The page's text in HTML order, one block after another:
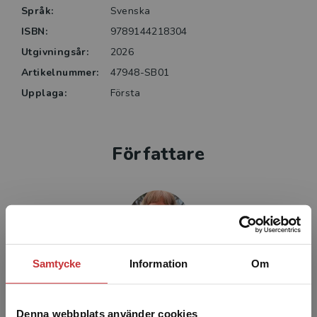
Samtycke Information Om
Denna webbplats använder cookies
Språk:
Svenska
ISBN:
9789144218304
Utgivningsår:
2026
Artikelnummer:
47948-SB01
Upplaga:
Första
Författare
Ann-Christin ”Lollo” Sollerhed är